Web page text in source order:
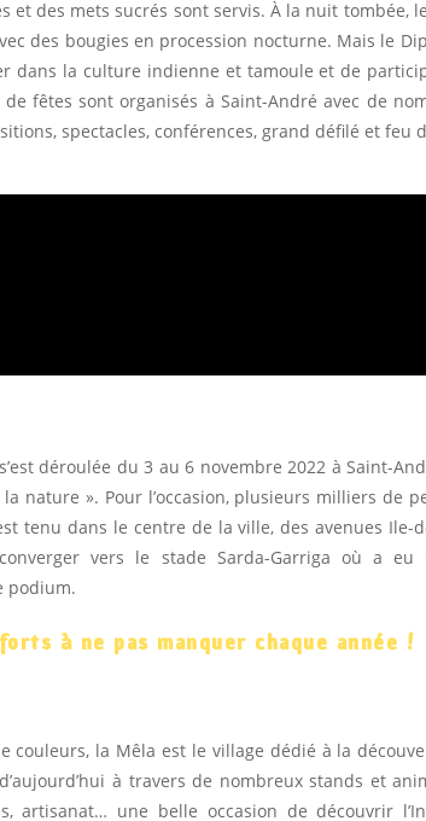
et des mets sucrés sont servis. À la nuit tombée,
des bougies en procession nocturne. Mais le
dans la culture indienne et tamoule et de
fêtes sont organisés à Saint-André avec de
spectacles, conférences, grand défilé et feu
déroulée du 3 au 6 novembre 2022 à Saint-
nature ». Pour l’occasion, plusieurs milliers de
tenu dans le centre de la ville, des avenues Ile-
vers le stade Sarda-Garriga où a eu
podium.
à ne pas manquer chaque année !
couleurs, la Mêla est le village dédié à la
à travers de nombreux stands et
artisanat… une belle occasion de découvrir